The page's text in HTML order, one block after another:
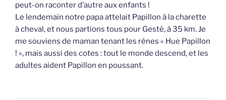
peut-on raconter d’autre aux enfants !
Le lendemain notre papa attelait Papillon à la charette
à cheval, et nous partions tous pour Gesté, à 35 km. Je
me souviens de maman tenant les rênes « Hue Papillon
! », mais aussi des cotes : tout le monde descend, et les
adultes aident Papillon en poussant.